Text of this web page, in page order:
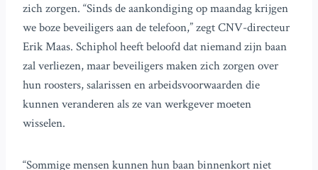
zich zorgen. “Sinds de aankondiging op maandag krijgen
we boze beveiligers aan de telefoon,” zegt CNV-directeur
Erik Maas. Schiphol heeft beloofd dat niemand zijn baan
zal verliezen, maar beveiligers maken zich zorgen over
hun roosters, salarissen en arbeidsvoorwaarden die
kunnen veranderen als ze van werkgever moeten
wisselen.
“Sommige mensen kunnen hun baan binnenkort niet